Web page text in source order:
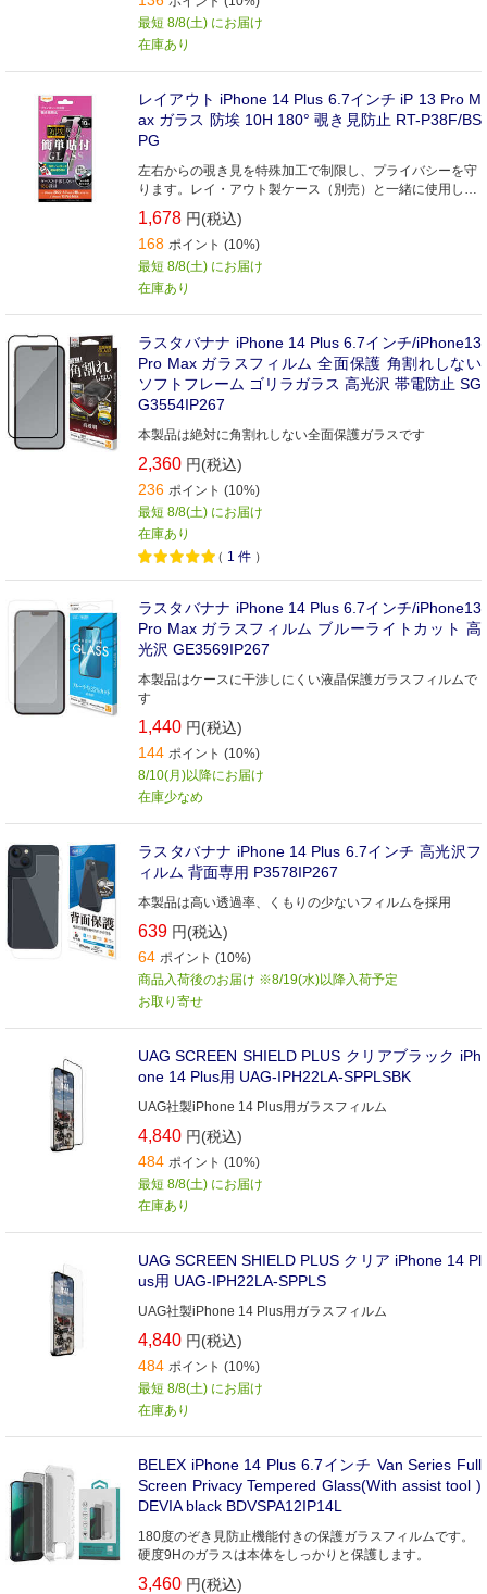
最短 8/8(土) にお届け
在庫あり
レイアウト iPhone 14 Plus 6.7インチ iP 13 Pro M
ax ガラス 防埃 10H 180° 覗き見防止 RT-P38F/BS
PG
左右からの覗き見を特殊加工で制限し、プライバシーを守
ります。レイ・アウト製ケース（別売）と一緒に使用して
も干渉しない設計。
1,678 円(税込)
168 ポイント (10%)
最短 8/8(土) にお届け
在庫あり
ラスタバナナ iPhone 14 Plus 6.7インチ/iPhone13
Pro Max ガラスフィルム 全面保護 角割れしない
ソフトフレーム ゴリラガラス 高光沢 帯電防止 SG
G3554IP267
本製品は絶対に角割れしない全面保護ガラスです
2,360 円(税込)
236 ポイント (10%)
最短 8/8(土) にお届け
在庫あり
（ 1 件 ）
ラスタバナナ iPhone 14 Plus 6.7インチ/iPhone13
Pro Max ガラスフィルム ブルーライトカット 高
光沢 GE3569IP267
本製品はケースに干渉しにくい液晶保護ガラスフィルムで
す
1,440 円(税込)
144 ポイント (10%)
8/10(月)以降にお届け
在庫少なめ
ラスタバナナ iPhone 14 Plus 6.7インチ 高光沢フ
ィルム 背面専用 P3578IP267
本製品は高い透過率、くもりの少ないフィルムを採用
639 円(税込)
64 ポイント (10%)
商品入荷後のお届け ※8/19(水)以降入荷予定
お取り寄せ
UAG SCREEN SHIELD PLUS クリアブラック iPh
one 14 Plus用 UAG-IPH22LA-SPPLSBK
UAG社製iPhone 14 Plus用ガラスフィルム
4,840 円(税込)
484 ポイント (10%)
最短 8/8(土) にお届け
在庫あり
UAG SCREEN SHIELD PLUS クリア iPhone 14 Pl
us用 UAG-IPH22LA-SPPLS
UAG社製iPhone 14 Plus用ガラスフィルム
4,840 円(税込)
484 ポイント (10%)
最短 8/8(土) にお届け
在庫あり
BELEX iPhone 14 Plus 6.7インチ Van Series Full
Screen Privacy Tempered Glass(With assist tool )
DEVIA black BDVSPA12IP14L
180度のぞき見防止機能付きの保護ガラスフィルムです。
硬度9Hのガラスは本体をしっかりと保護します。
3,460 円(税込)